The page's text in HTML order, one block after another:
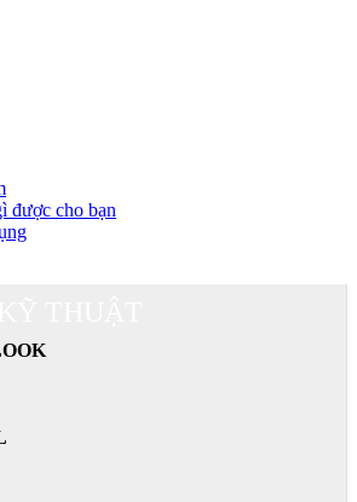
được cho bạn